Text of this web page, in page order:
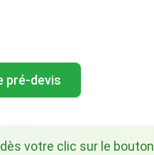
pré-devis
votre clic sur le bouton